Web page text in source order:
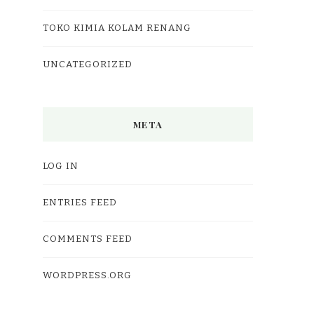
TOKO KIMIA KOLAM RENANG
UNCATEGORIZED
META
LOG IN
ENTRIES FEED
COMMENTS FEED
WORDPRESS.ORG